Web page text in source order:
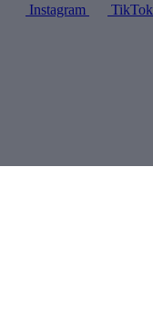
Instagram
TikTok